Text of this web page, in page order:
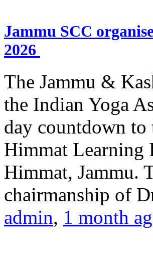
Jammu SCC
2026
The Jammu &
the Indian Yoga
day countdown
Himmat Learning
Himmat, Jammu.
chairmanship of
admin, 1 month